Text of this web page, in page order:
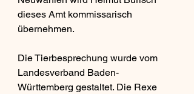
dieses Amt kommissarisch
übernehmen.
Die Tierbesprechung wurde vom
Landesverband Baden-
Württemberg gestaltet. Die Rexe